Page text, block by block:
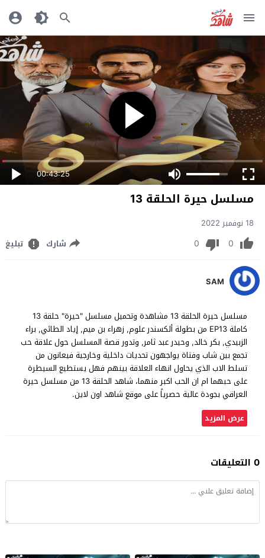
00:43:25
مسلسل حيرة الحلقة 13
18 نوفمبر 2022
0
0 شارك تبليغ
SAM
مسلسل حيرة الحلقة 13 مشاهدة وتحميل مسلسل "حيرة" حلقة 13
كاملة EP13 من بطولة ألكسندر علوم, زهراء بن ميم, إياد الطائي, براء
الزبيدي, بكر خالد, وحيدر عبد ثامر, وتدور قصة المسلسل حول علاقة حب
تجمع بين شاب وفتاة يواجهون تحديات داخلية وخارجية فيعانون من
تسلط الاب الذي يحاول انهاء العلاقة بينهم فهل يستطيع السيطرة
على حبهما ام ان الحب اكبر منهما، شاهد الحلقة 13 من مسلسل حيرة
العراقي بجودة عالية حصرياً على موقع شاهد اون لاين.
عرض المزيد
0 التعليقات